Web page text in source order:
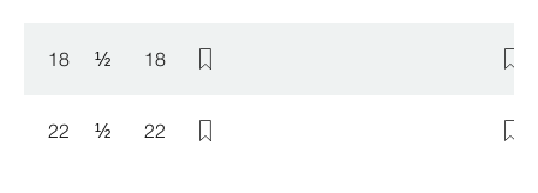
18 ½ 18
22 ½ 22